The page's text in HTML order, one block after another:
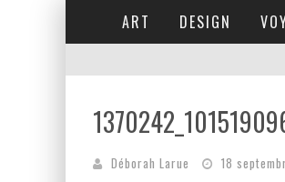
ART DESIGN
Déborah Larue 18